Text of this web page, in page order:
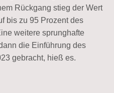
Rückgang stieg der Wert
bis zu 95 Prozent des
weitere sprunghafte
die Einführung des
gebracht, hieß es.